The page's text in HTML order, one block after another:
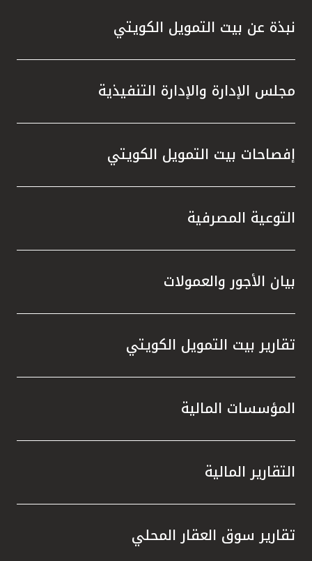
نبذة عن بيت التمويل الكويتي
مجلس الإدارة والإدارة التنفيذية
إفصاحات بيت التمويل الكويتي
التوعية المصرفية
بيان الأجور والعمولات
تقارير بيت التمويل الكويتي
المؤسسات المالية
التقارير المالية
تقارير سوق العقار المحلي